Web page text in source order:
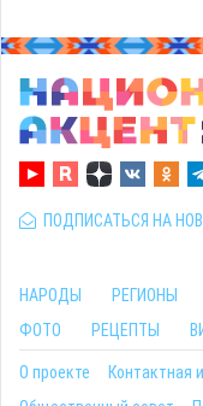
ПОДПИСАТЬСЯ НА
НАРОДЫ РЕГИОНЫ
ФОТО
РЕЦЕПТЫ
О проекте Контактная